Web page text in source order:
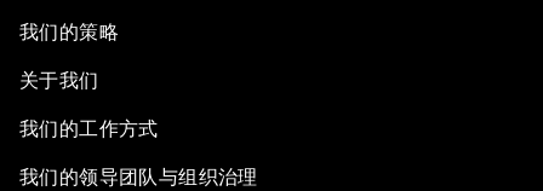
我们的策略
关于我们
我们的工作方式
我们的领导团队与组织治理